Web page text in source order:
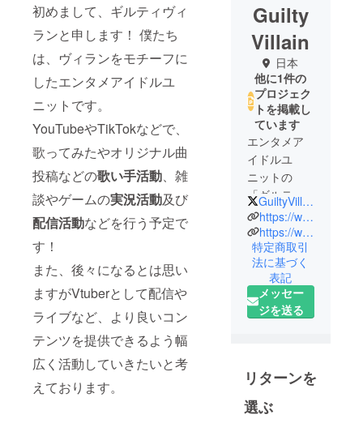
初めまして、ギルティヴィ
ランと申します！ 僕たち
は、ヴィランをモチーフに
したエンタメアイドルユ
ニットです。
YouTubeやTikTokなどで、
歌ってみたやオリジナル曲
投稿などの歌い手活動、雑
談やゲームの実況活動及び
配信活動などを行う予定で
す！
また、後々になるとは思い
ますがVtuberとして配信や
ライブなど、より良いコン
テンツを提供できるよう幅
広く活動していきたいと考
えております。
Guilty
Villain
日本
他に1件の
プロジェク
トを掲載し
ています
エンタメア
イドルユ
ニットの
「ギルティ
ヴィラン」
と申しま
す！
ヴィランを
コンセプト
に据えて、
個性豊かな
に”笑
い”や”感
動”をお届け
GuiltyVillain4
https://www.youtube.com/@GuiltyVillain
https://www.tiktok.com/@guiltyvillain
特定商取引
法に基づく
表記
メッセー
ジを送る
リターンを
選ぶ